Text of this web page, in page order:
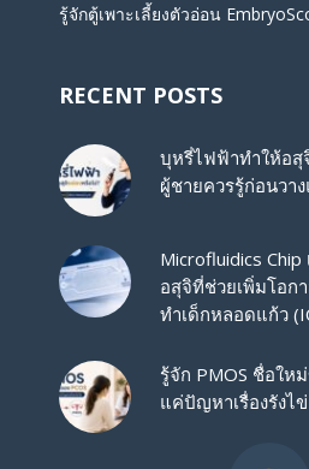
รู้จักตู้เพาะเลี้ยงตัวอ่อน
RECENT POSTS
บุหรี่ไฟฟ้าทำให้อสุ
ผู้ชายควรรู้ก่อนวา
Microfluidics
อสุจิที่ช่วยเพิ่มโอก
ทำเด็กหลอดแก้ว
รู้จัก PMOS ชื่อให
แค่ปัญหาเรื่องรังไข่